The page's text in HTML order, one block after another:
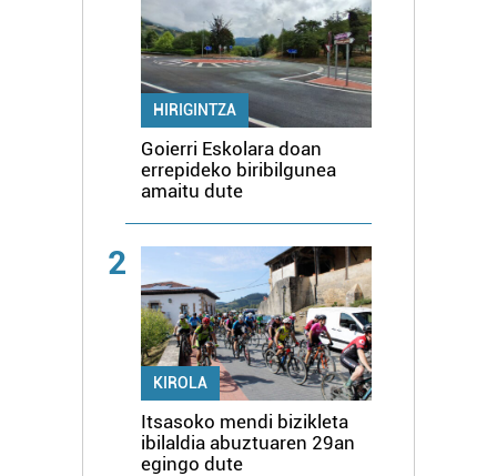
HIRIGINTZA
Goierri Eskolara doan
errepideko biribilgunea
amaitu dute
2
KIROLA
Itsasoko mendi bizikleta
ibilaldia abuztuaren 29an
egingo dute